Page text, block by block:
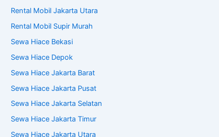
Rental Mobil Jakarta Utara
Rental Mobil Supir Murah
Sewa Hiace Bekasi
Sewa Hiace Depok
Sewa Hiace Jakarta Barat
Sewa Hiace Jakarta Pusat
Sewa Hiace Jakarta Selatan
Sewa Hiace Jakarta Timur
Sewa Hiace Jakarta Utara